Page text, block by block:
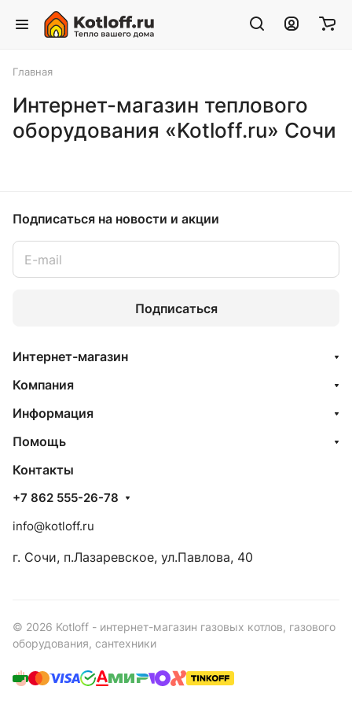
Главная
Интернет-магазин теплового
оборудования «Kotloff.ru» Сочи
Подписаться на новости и акции
Подписаться
Интернет-магазин
Компания
Информация
Помощь
Контакты
+7 862 555-26-78
info@kotloff.ru
г. Сочи, п.Лазаревское, ул.Павлова, 40
© 2026 Kotloff - интернет-магазин газовых котлов, газового
оборудования, сантехники